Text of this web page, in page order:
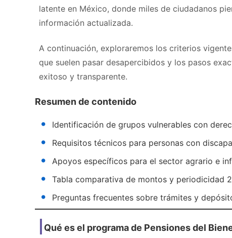
latente en México, donde miles de ciudadanos
información actualizada.
A continuación, exploraremos los criterios
que suelen pasar desapercibidos y los pasos
exitoso y transparente.
Resumen de contenido
Identificación de grupos vulnerables con
Requisitos técnicos para personas con
Apoyos específicos para el sector agrario e
Tabla comparativa de montos y periodicidad
Preguntas frecuentes sobre trámites y
Qué es el programa de Pensiones del